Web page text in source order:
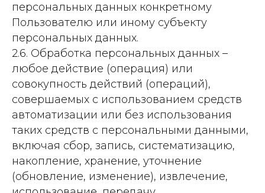
персональных данных конкретному
Пользователю или иному субъекту
персональных данных.
2.6. Обработка персональных данных –
любое действие (операция) или
совокупность действий (операций),
совершаемых с использованием средств
автоматизации или без использования
таких средств с персональными данными,
включая сбор, запись, систематизацию,
накопление, хранение, уточнение
(обновление, изменение), извлечение,